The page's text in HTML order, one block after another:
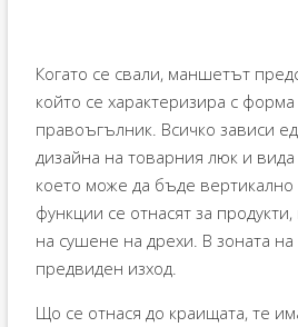
Когато се свали, маншетът
който се характеризира с
правоъгълник. Всичко зависи
дизайна на товарния люк и вида
което може да бъде
функции се отнасят за
на сушене на дрехи. В зоната на
предвиден изход.
Що се отнася до краищата, те